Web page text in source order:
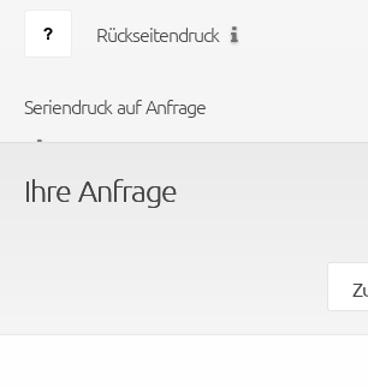
Rückseitendruck
Seriendruck auf Anfrage
Ihre Anfrage